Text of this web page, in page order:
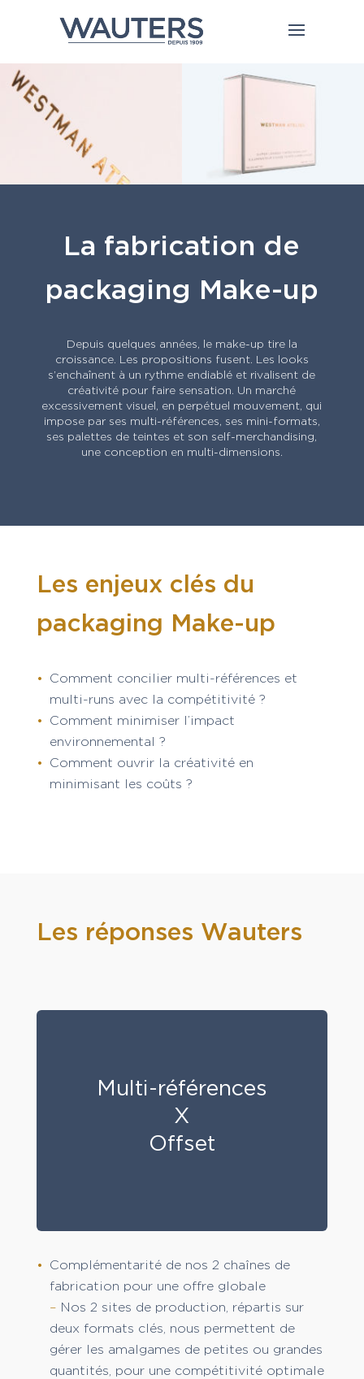
La fabrication de
packaging Make-up
Depuis quelques années, le make-up tire la
croissance. Les propositions fusent. Les looks
s’enchaînent à un rythme endiablé et rivalisent de
créativité pour faire sensation. Un marché
excessivement visuel, en perpétuel mouvement, qui
impose par ses multi-références, ses mini-formats,
ses palettes de teintes et son self-merchandising,
une conception en multi-dimensions.
Les enjeux clés du
packaging Make-up
Comment concilier multi-références et
multi-runs avec la compétitivité ?
Comment minimiser l’impact
environnemental ?
Comment ouvrir la créativité en
minimisant les coûts ?
Les réponses Wauters
Multi-références
X
Offset
Complémentarité de nos 2 chaînes de
fabrication pour une offre globale
–Nos 2 sites de production, répartis sur
deux formats clés, nous permettent de
gérer les amalgames de petites ou grandes
quantités, pour une compétitivité optimale